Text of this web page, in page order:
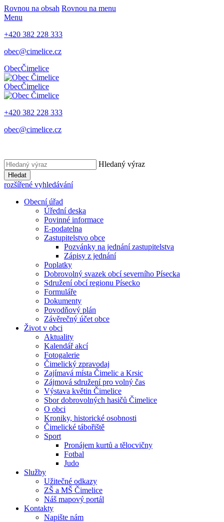
Rovnou na obsah Rovnou na menu
Menu
+420 382 228 333
obec@cimelice.cz
ObecČimelice
ObecČimelice
+420 382 228 333
obec@cimelice.cz
Hledaný výraz
Hledat
rozšířené vyhledávání
Obecní úřad
Úřední deska
Povinné informace
E-podatelna
Zastupitelstvo obce
Pozvánky na jednání zastupitelstva
Zápisy z jednání
Poplatky
Dobrovolný svazek obcí severního Písecka
Sdružení obcí regionu Písecko
Formuláře
Dokumenty
Povodňový plán
Závěrečný účet obce
Život v obci
Aktuality
Kalendář akcí
Fotogalerie
Čimelický zpravodaj
Zajímavá místa Čimelic a Krsic
Zájmová sdružení pro volný čas
Výstava květin Čimelice
Sbor dobrovolných hasičů Čimelice
O obci
Kroniky, historické osobnosti
Čimelické tábořiště
Sport
Pronájem kurtů a tělocvičny
Fotbal
Judo
Služby
Užitečné odkazy
ZŠ a MŠ Čimelice
Náš mapový portál
Kontakty
Napište nám